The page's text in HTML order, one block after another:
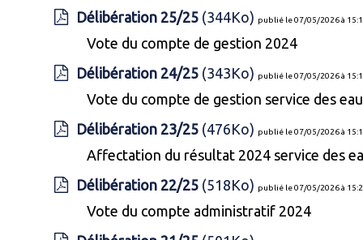
Délibération 25/25 (344Ko) publié le 07/05/2026 à
Vote du compte de gestion 2024
Délibération 24/25 (343Ko) publié le 07/05/2026 à
Vote du compte de gestion service des
Délibération 23/25 (476Ko) publié le 07/05/2026 à
Affectation du résultat 2024 service des
Délibération 22/25 (518Ko) publié le 07/05/2026 à
Vote du compte administratif 2024